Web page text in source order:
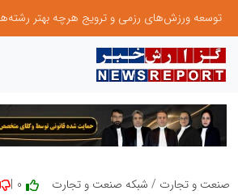
صنعت و تجارت / شبکه صنعت و تجارت